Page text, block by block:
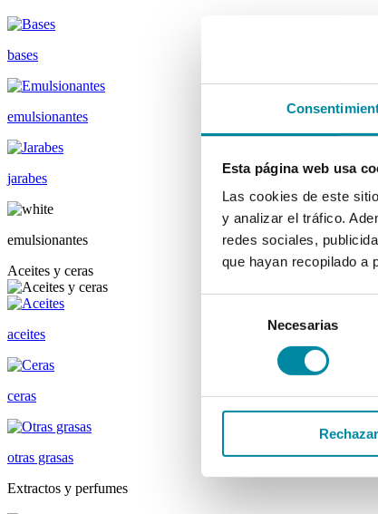
Esta página web usa
Las cookies de este
y analizar el tráfico.
redes sociales,
que hayan recopilado a
consentimiento
Necesarias
Rechazar
bases
emulsionantes
jarabes
emulsionantes
Aceites y ceras
aceites
ceras
otras grasas
Extractos y perfumes